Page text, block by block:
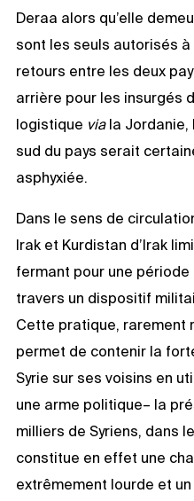
Deraa alors qu’elle
sont les seuls autorisés
retours entre les deux
arrière pour les insurgés
logistique viala Jordanie,
sud du pays serait
asphyxiée.
Dans le sens de
Irak et Kurdistan d’Irak
fermant pour une
travers un dispositif
Cette pratique, rarement
permet de contenir la
Syrie sur ses voisins en
une arme politique– la
milliers de Syriens, dans
constitue en effet une
extrêmement lourde et